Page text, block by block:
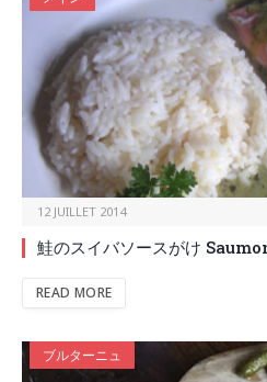
12 JUILLET 2014
鮭のスイバソースがけ
READ MORE
ブルターニュ